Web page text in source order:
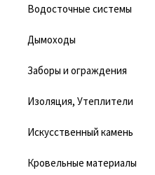
Водосточные системы
Дымоходы
Заборы и ограждения
Изоляция, Утеплители
Искусственный камень
Кровельные материалы